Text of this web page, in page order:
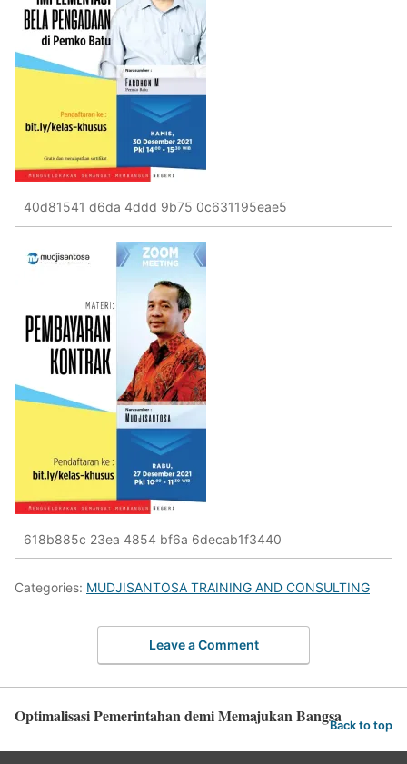
40d81541 d6da 4ddd 9b75 0c631195eae5
618b885c 23ea 4854 bf6a 6decab1f3440
Categories: MUDJISANTOSA TRAINING AND CONSULTING
Leave a Comment
Optimalisasi Pemerintahan demi Memajukan BangsaBack to top